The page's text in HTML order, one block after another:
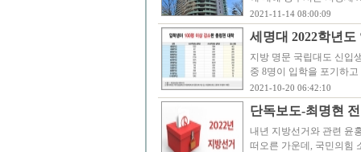
2021-11-14 08:00:09
세명대 2022학년
지방 명문 국립대도 신입
중 8명이 입학을 포기하
2021-10-20 06:42:10
단독보도-최명현
내년 지방선거와 관련 윤
떠오른 가운데, 국민의힘